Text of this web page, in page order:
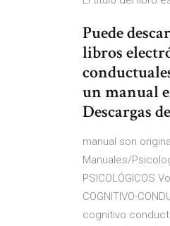
Puede
libros
un manual
Descargas
manual son
Manuales/
PSICOLÓGICOS
COGNITIVO-
cognitivo